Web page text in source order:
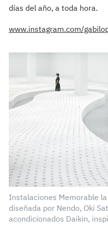
días del año, a toda hora.
www.instagram.com/
Instalaciones Memorable
diseñada por Nendo, Oki
acondicionados Daikin,